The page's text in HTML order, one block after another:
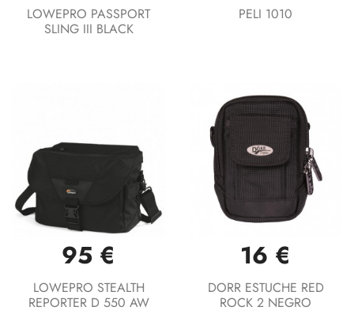
LOWEPRO PASSPORT
SLING III BLACK
PELI 1010
95 €
LOWEPRO STEALTH
REPORTER D 550 AW
16 €
DORR ESTUCHE RED
ROCK 2 NEGRO